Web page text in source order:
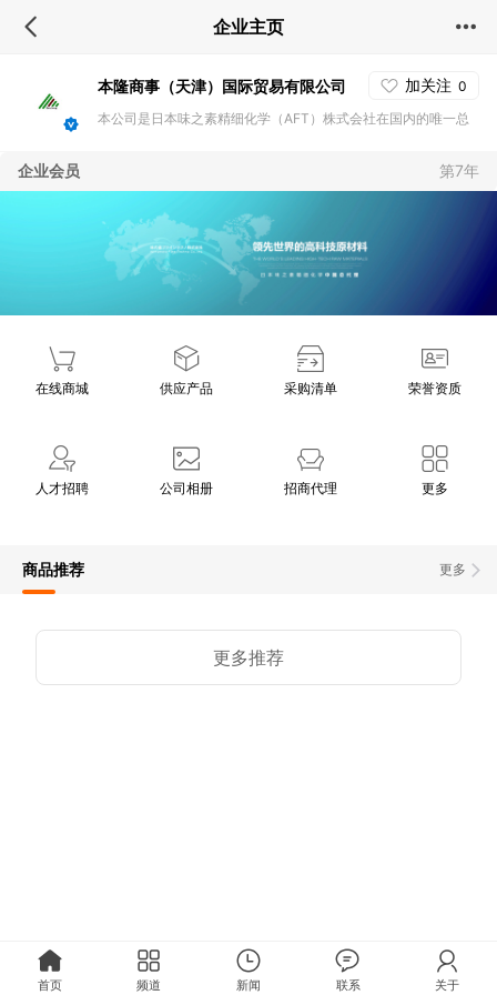
企业主页
本隆商事（天津）国际贸易有限公司 加关注 0
本公司是日本味之素精细化学（AFT）株式会社在国内的唯一总
份环氧固化剂（AJICURE PN-23等）、高效颜料分散剂（AJISP
ER PB821）、偶联剂、一液性热固化环氧粘接剂、塑料用热稳定
剂（如ABS、PS、PP、PVC等）、聚酰亚胺薄膜填料等。
企业会员 第7年
在线商城 供应产品 采购清单 荣誉资质
人才招聘 公司相册 招商代理 更多
更多
商品推荐
更多推荐
首页 频道 新闻 联系 关于